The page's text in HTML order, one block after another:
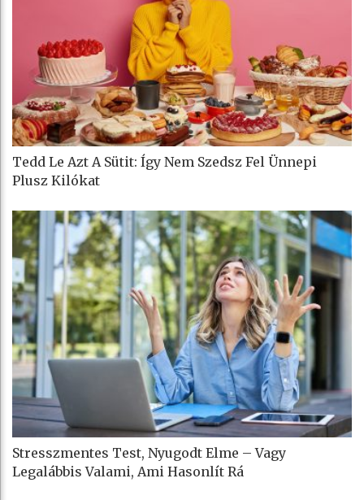
Tedd Le Azt A Sütit: Így Nem Szedsz Fel Ünnepi
Plusz Kilókat
Stresszmentes Test, Nyugodt Elme – Vagy
Legalábbis Valami, Ami Hasonlít Rá